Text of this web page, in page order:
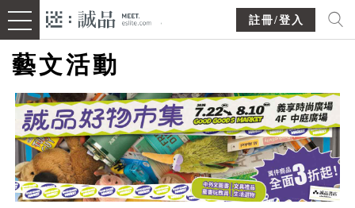
註冊/登入
藝文活動